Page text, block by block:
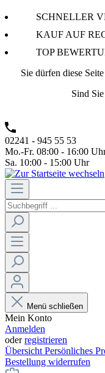
SCHNELLER
KAUF AUF
TOP
Sie dürfen diese
Sind
02241 - 945 55 53
Mo.-Fr. 08:00 - 16:00
Sa. 10:00 - 15:00 Uhr
Menü schließen
Mein Konto
Anmelden
oderregistrieren
Übersicht Persönliches
Bestellung widerrufen